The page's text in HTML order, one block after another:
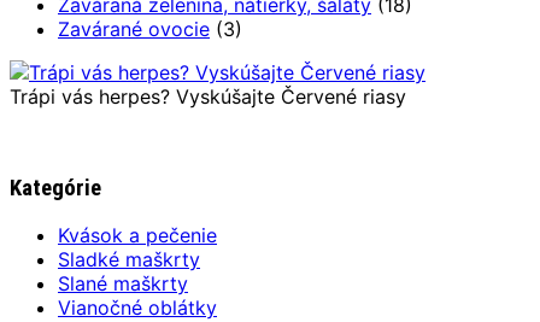
Zavárané ovocie (3)
Trápi vás herpes? Vyskúšajte Červené riasy
Kategórie
Kvások a pečenie
Sladké maškrty
Slané maškrty
Vianočné oblátky